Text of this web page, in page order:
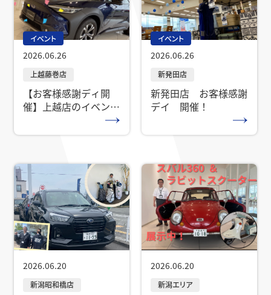
イベント
2026.06.26
【お客様感謝ディ開
催】上越店のイベント
イベント
2026.06.26
新発田店 お客様感謝
デイ 開催！
2026.06.20 2026.06.20
新潟エリア